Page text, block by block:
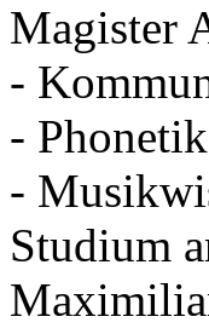
Magister
-
-
-
Studium